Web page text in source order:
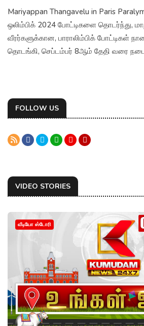
Mariyappan Thangavelu in Paris
ஒலிம்பிக் 2024 போட்டிகளை தொடர்ந்து,
வீரர்களுக்கான, பாராலிம்பிக் போட்டிகள்
தொடங்கி, செப்டம்பர் 8ஆம் தேதி வரை
FOLLOW US
VIDEO STORIES
வீடியோ ஸ்டோரி